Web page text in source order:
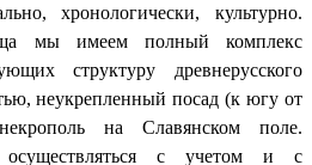
хронологически, культурно.
мы имеем полный комплекс
структуру древнерусского
неукрепленный посад (к югу от
на Славянском поле.
осуществляться с учетом и с